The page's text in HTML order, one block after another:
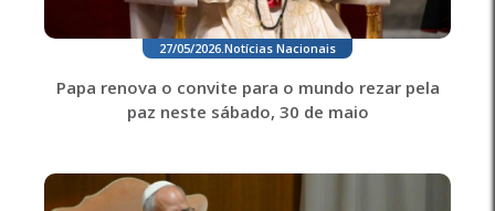
27/05/2026.Notícias Nacionais
Papa renova o convite para o mundo rezar pela
paz neste sábado, 30 de maio